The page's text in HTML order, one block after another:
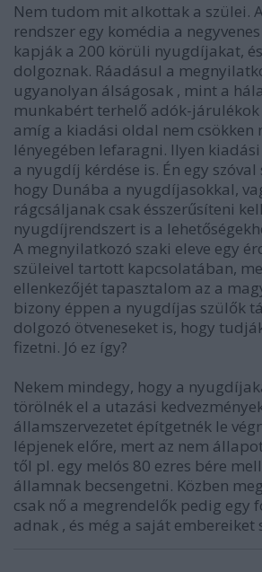
Nem tudom mit alkottak a szülei.
rendszer egy komédia a
kapják a 200 körüli nyugdíjakat,
dolgoznak. Ráadásul a
ugyanolyan álságosak , mint a
munkabért terhelő adók-
amíg a kiadási oldal nem csökken
lényegében lefaragni. Ilyen
a nyugdíj kérdése is. Én egy
hogy Dunába a nyugdíjasokkal,
rágcsáljanak csak ésszerűsíteni
nyugdíjrendszert is a
A megnyilatkozó szaki eleve egy
szüleivel tartott kapcsolatában,
ellenkezőjét tapasztalom az a
bizony éppen a nyugdíjas szülők
dolgozó ötveneseket is, hogy
fizetni. Jó ez így?
Nekem mindegy, hogy a
törölnék el a utazási
államszervezetet építgetnék le
lépjenek előre, mert az nem
től pl. egy melós 80 ezres bére
államnak becsengetni. Közben
csak nő a megrendelők pedig egy
adnak , és még a saját embereiket